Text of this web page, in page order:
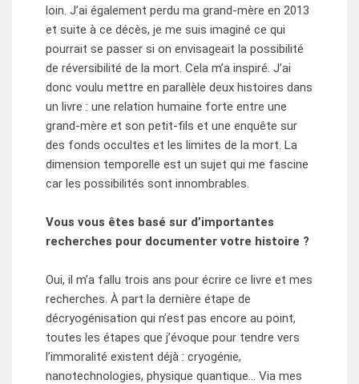
loin. J’ai également perdu ma grand-mère en 2013
et suite à ce décès, je me suis imaginé ce qui
pourrait se passer si on envisageait la possibilité
de réversibilité de la mort. Cela m’a inspiré. J’ai
donc voulu mettre en parallèle deux histoires dans
un livre : une relation humaine forte entre une
grand-mère et son petit-fils et une enquête sur
des fonds occultes et les limites de la mort. La
dimension temporelle est un sujet qui me fascine
car les possibilités sont innombrables.
Vous vous êtes basé sur d’importantes
recherches pour documenter votre histoire ?
Oui, il m’a fallu trois ans pour écrire ce livre et mes
recherches. À part la dernière étape de
décryogénisation qui n’est pas encore au point,
toutes les étapes que j’évoque pour tendre vers
l’immoralité existent déjà : cryogénie,
nanotechnologies, physique quantique… Via mes